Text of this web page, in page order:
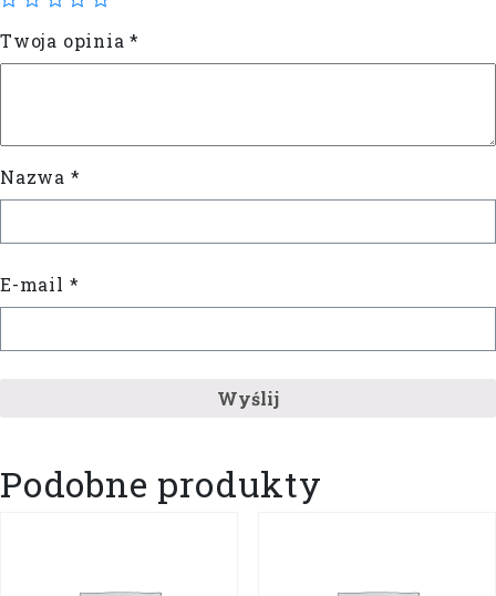
Twoja opinia*
Nazwa *
E-mail *
Podobne produkty